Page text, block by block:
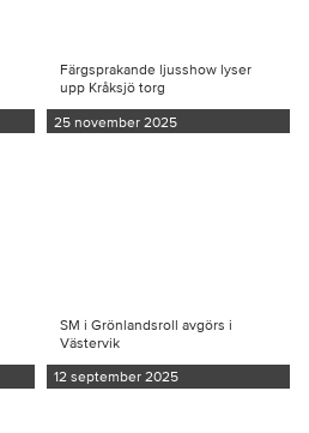
Färgsprakande ljusshow lyser
upp Kråksjö torg
25 november 2025
SM i Grönlandsroll avgörs i
Västervik
12 september 2025